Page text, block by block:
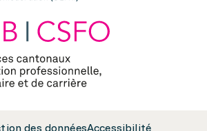
des donnéesAccessibilité